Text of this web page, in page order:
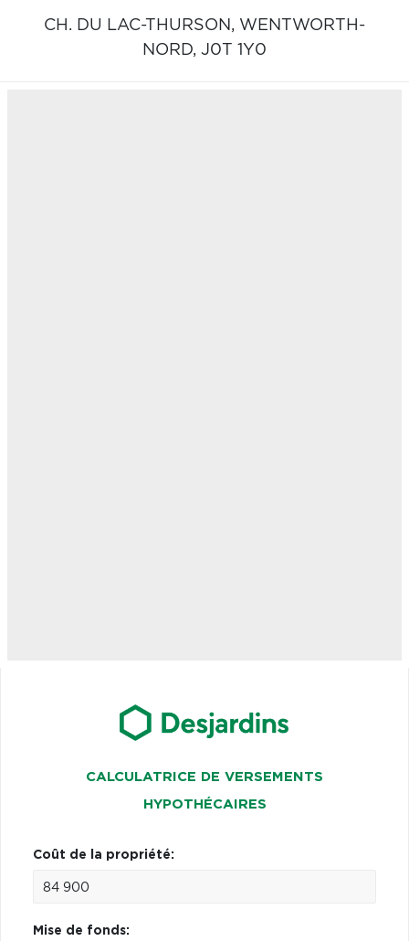
CH. DU LAC-THURSON, WENTWORTH-
NORD, J0T 1Y0
CALCULATRICE DE VERSEMENTS
HYPOTHÉCAIRES
Coût de la propriété:
Mise de fonds: